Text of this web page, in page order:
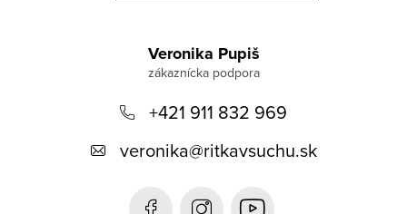
Veronika Pupiš
+421 911 832 969
veronika@ritkavsuchu.sk